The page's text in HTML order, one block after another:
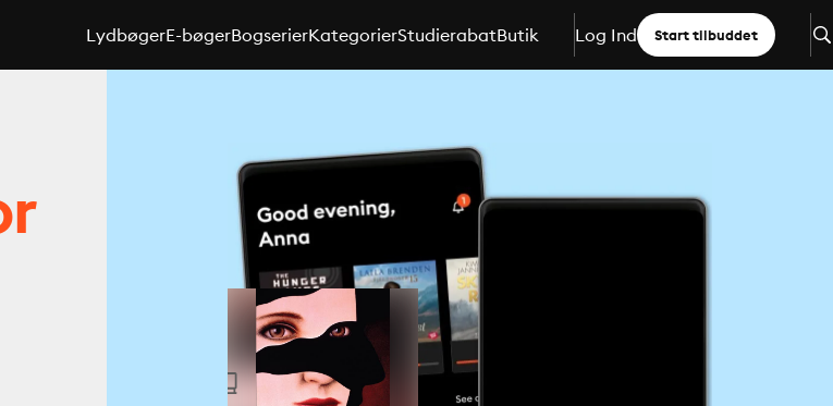
LydbøgerE-bøgerBogserierKategorierStudierabatButik Log Ind Start tilbuddet